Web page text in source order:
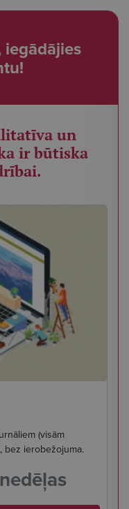
un
ir būtiska
(visām
bez ierobežojuma.